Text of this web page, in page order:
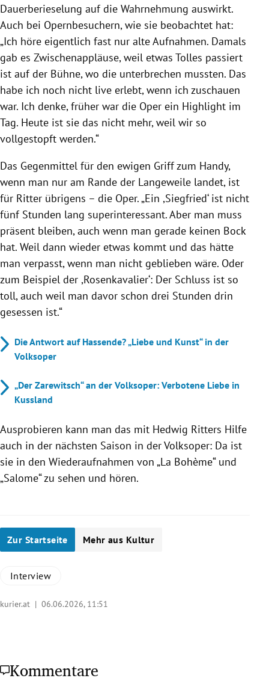
Dauerberieselung auf die Wahrnehmung auswirkt.
Auch bei Opernbesuchern, wie sie beobachtet hat:
„Ich höre eigentlich fast nur alte Aufnahmen. Damals
gab es Zwischenappläuse, weil etwas Tolles passiert
ist auf der Bühne, wo die unterbrechen mussten. Das
habe ich noch nicht live erlebt, wenn ich zuschauen
war. Ich denke, früher war die Oper ein Highlight im
Tag. Heute ist sie das nicht mehr, weil wir so
vollgestopft werden.“
Das Gegenmittel für den ewigen Griff zum Handy,
wenn man nur am Rande der Langeweile landet, ist
für Ritter übrigens – die Oper. „Ein ,Siegfried‘ ist nicht
fünf Stunden lang superinteressant. Aber man muss
präsent bleiben, auch wenn man gerade keinen Bock
hat. Weil dann wieder etwas kommt und das hätte
man verpasst, wenn man nicht geblieben wäre. Oder
zum Beispiel der ,Rosenkavalier‘: Der Schluss ist so
toll, auch weil man davor schon drei Stunden drin
gesessen ist.“
Die Antwort auf Hassende? „Liebe und Kunst“ in der
Volksoper
„Der Zarewitsch“ an der Volksoper: Verbotene Liebe in
Kussland
Ausprobieren kann man das mit Hedwig Ritters Hilfe
auch in der nächsten Saison in der Volksoper: Da ist
sie in den Wiederaufnahmen von „La Bohème“ und
„Salome“ zu sehen und hören.
Zur Startseite Mehr aus Kultur
Interview
kurier.at | 06.06.2026, 11:51
Kommentare